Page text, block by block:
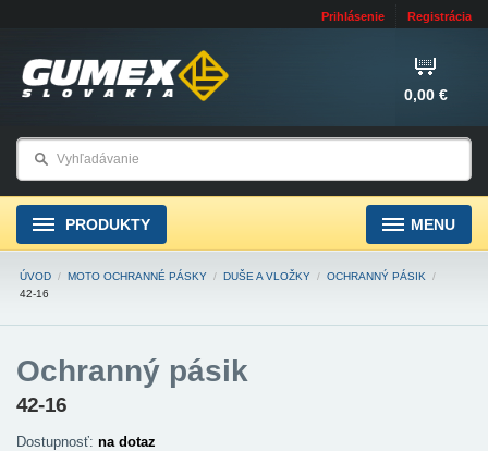
Prihlásenie Registrácia
0,00 €
PRODUKTY MENU
ÚVOD / MOTO OCHRANNÉ PÁSKY / DUŠE A VLOŽKY / OCHRANNÝ PÁSIK
/
42-16
Ochranný pásik
42-16
Dostupnosť: na dotaz